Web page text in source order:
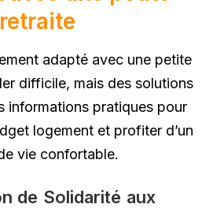
retraite
adapté avec une petite
difficile, mais des solutions
informations pratiques pour
logement et profiter d’un
vie confortable.
de Solidarité aux